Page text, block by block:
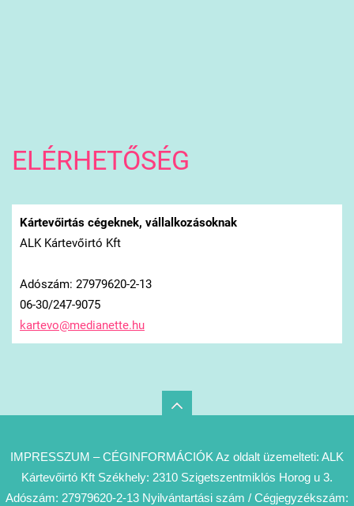
ELÉRHETŐSÉG
Kártevőirtás cégeknek, vállalkozásoknak
ALK Kártevőirtó Kft
Adószám: 27979620-2-13
06-30/247-9075
kartevo@medianette.hu
IMPRESSZUM – CÉGINFORMÁCIÓK Az oldalt üzemelteti: ALK
Kártevőirtó Kft Székhely: 2310 Szigetszentmiklós Horog u 3.
Adószám: 27979620-2-13 Nyilvántartási szám / Cégjegyzékszám: